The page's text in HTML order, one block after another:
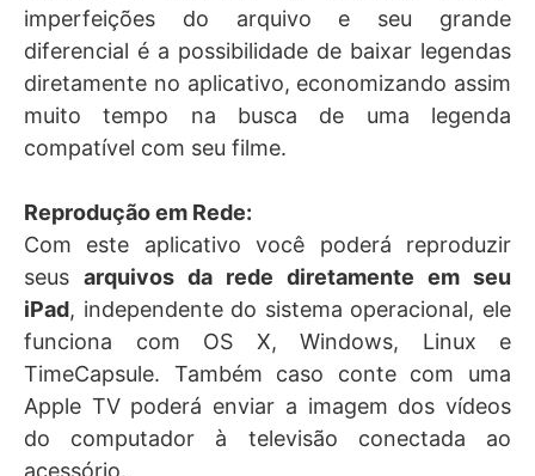
imperfeições do arquivo e seu grande
diferencial é a possibilidade de baixar legendas
diretamente no aplicativo, economizando assim
muito tempo na busca de uma legenda
compatível com seu filme.
Reprodução em Rede:
Com este aplicativo você poderá reproduzir
seus arquivos da rede diretamente em seu
iPad, independente do sistema operacional, ele
funciona com OS X, Windows, Linux e
TimeCapsule. Também caso conte com uma
Apple TV poderá enviar a imagem dos vídeos
do computador à televisão conectada ao
acessório.